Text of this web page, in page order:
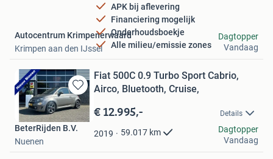
APK bij aflevering
Financiering mogelijk
Onderhoudsboekje
Alle milieu/emissie zones
Autocentrum Krimpenerwaard
Krimpen aan den IJssel
Dagtopper
Vandaag
Bewaren
in
Mijn
Favorieten
Fiat 500C 0.9 Turbo Sport Cabrio,
Airco, Bluetooth, Cruise,
€ 12.995,- Details
2019 59.017 km
BeterRijden B.V.
Nuenen
Dagtopper
Vandaag